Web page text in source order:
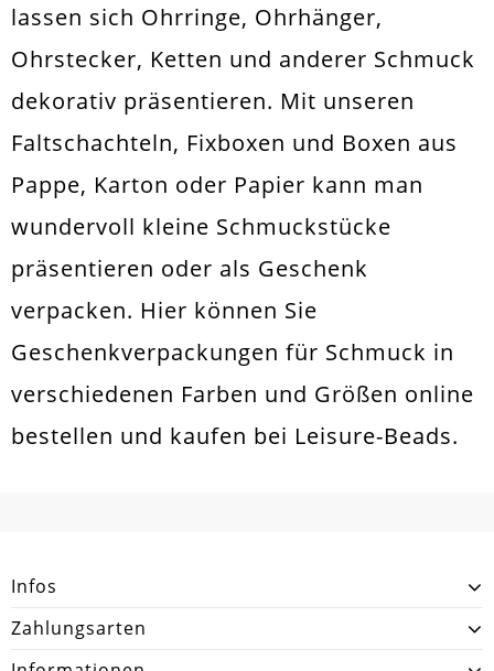
lassen sich Ohrringe, Ohrhänger,
Ohrstecker, Ketten und anderer Schmuck
dekorativ präsentieren. Mit unseren
Faltschachteln, Fixboxen und Boxen aus
Pappe, Karton oder Papier kann man
wundervoll kleine Schmuckstücke
präsentieren oder als Geschenk
verpacken. Hier können Sie
Geschenkverpackungen für Schmuck in
verschiedenen Farben und Größen online
bestellen und kaufen bei Leisure-Beads.
Infos
Zahlungsarten